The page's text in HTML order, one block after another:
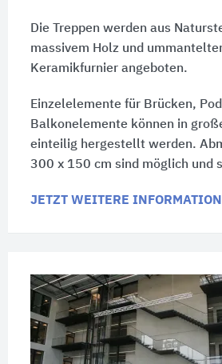
Die Treppen werden aus
massivem Holz und
Keramikfurnier angeboten.
Einzelelemente für Brücken,
Balkonelemente können in
einteilig hergestellt werden.
300 x 150 cm sind möglich und
JETZT WEITERE